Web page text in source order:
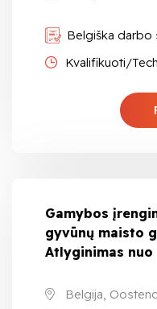
Belgiška darbo
Kvalifikuoti/
Gamybos
gyvūnų maisto
Atlyginimas
Belgija,